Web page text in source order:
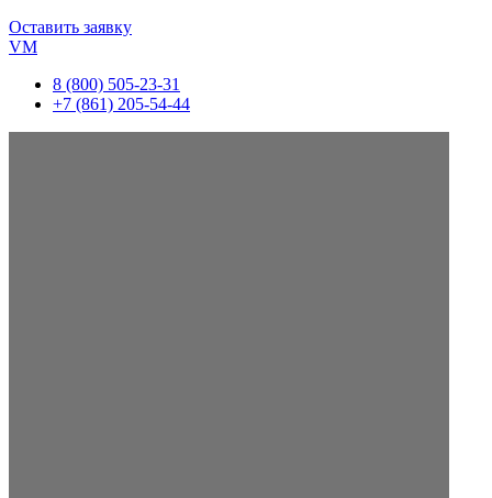
Оставить заявку
VM
8 (800) 505-23-31
+7 (861) 205-54-44